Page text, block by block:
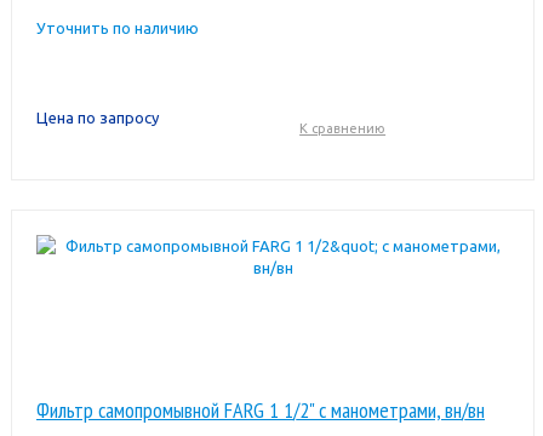
Уточнить по наличию
Цена по запросу
К сравнению
Фильтр самопромывной FARG 1 1/2" с манометрами, вн/вн